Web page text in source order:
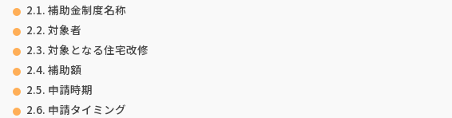
補助金制度名称
対象者
対象となる住宅改修
補助額
申請時期
申請タイミング